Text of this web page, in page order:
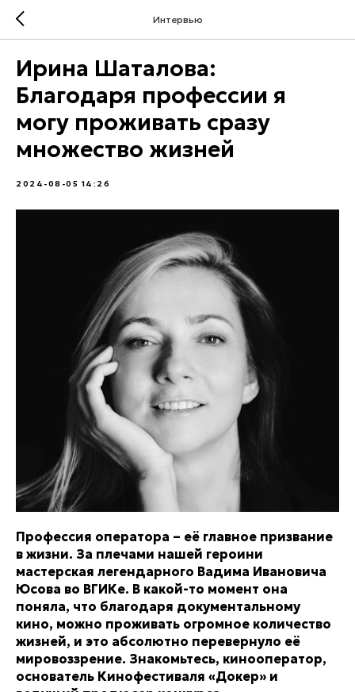
Интервью
Ирина Шаталова:
Благодаря профессии я
могу проживать сразу
множество жизней
2024-08-05 14:26
Профессия оператора – её главное призвание
в жизни. За плечами нашей героини
мастерская легендарного Вадима Ивановича
Юсова во ВГИКе. В какой-то момент она
поняла, что благодаря документальному
кино, можно проживать огромное количество
жизней, и это абсолютно перевернуло её
мировоззрение. Знакомьтесь, кинооператор,
основатель Кинофестиваля «Докер» и